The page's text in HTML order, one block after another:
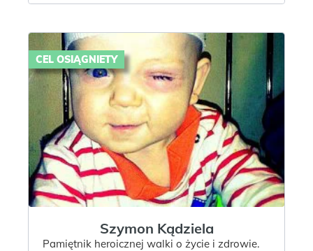
CEL OSIĄGNIETY
Szymon Kądziela
Pamiętnik heroicznej walki o życie i zdrowie.